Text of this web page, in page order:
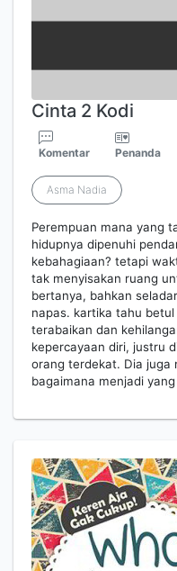
Cinta 2 Kodi
Komentar Penanda
Asma Nadia
Perempuan mana yang
hidupnya dipenuhi
kebahagiaan? tetapi
tak menyisakan ruang
bertanya, bahkan
napas. kartika tahu betul
terabaikan dan
kepercayaan diri, justru
orang terdekat. Dia juga
bagaimana menjadi